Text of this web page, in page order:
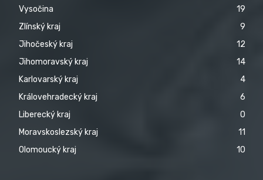
Vysočina
19
Zlínský kraj
9
Jihočeský kraj
12
Jihomoravský kraj
14
Karlovarský kraj
4
Královehradecký kraj
6
Liberecký kraj
0
Moravskoslezský kraj
11
Olomoucký kraj
10